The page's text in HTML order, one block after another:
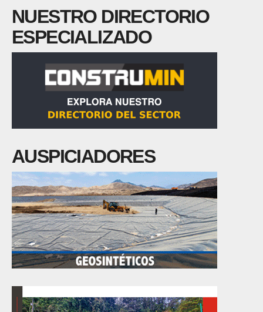
NUESTRO DIRECTORIO
ESPECIALIZADO
AUSPICIADORES